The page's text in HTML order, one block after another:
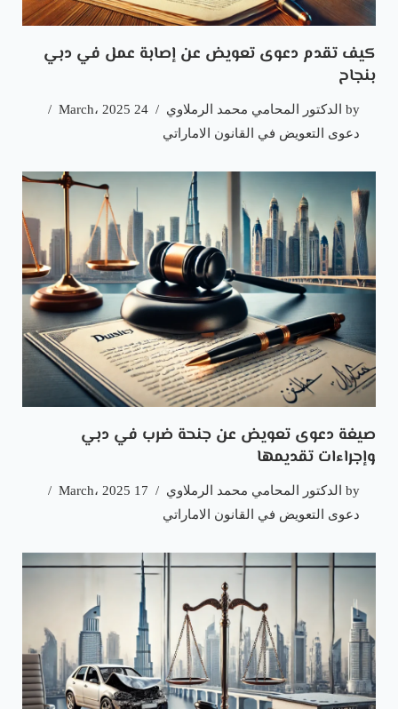
كيف تقدم دعوى تعويض عن إصابة عمل في دبي
بنجاح
by الدكتور المحامي محمد الرملاوي
24 March، 2025
دعوى التعويض في القانون الاماراتي
صيغة دعوى تعويض عن جنحة ضرب في دبي
وإجراءات تقديمها
by الدكتور المحامي محمد الرملاوي
17 March، 2025
دعوى التعويض في القانون الاماراتي